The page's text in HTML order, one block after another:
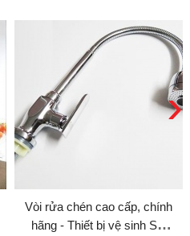
Vòi rửa chén cao cấp, chính
hãng - Thiết bị vệ sinh Sài
›